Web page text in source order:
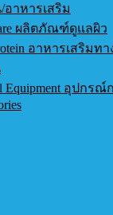
าหารเสริม
ผลิตภัณฑ์ดูแลผิว
อาหารเสริมท
Equipment อุปกร